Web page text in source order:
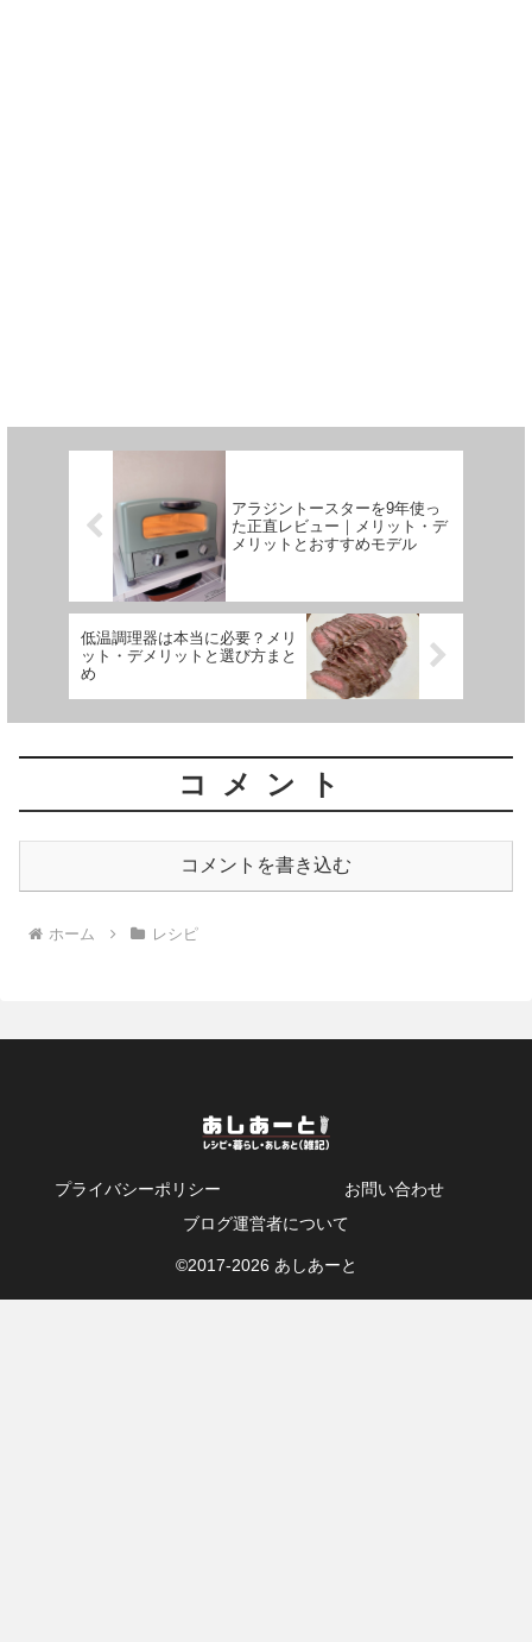
アラジントースターを9年使っ
た正直レビュー｜メリット・デ
メリットとおすすめモデル
低温調理器は本当に必要？メリ
ット・デメリットと選び方まと
め
コメント
コメントを書き込む
ホーム レシピ
プライバシーポリシー
お問い合わせ
ブログ運営者について
©2017-2026 あしあーと